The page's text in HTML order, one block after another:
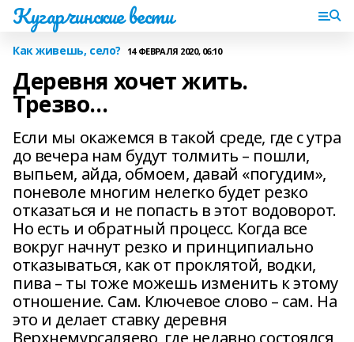
Кугарчинские вести
Как живешь, село? 14 ФЕВРАЛЯ 2020, 06:10
Деревня хочет жить.
Трезво…
Если мы окажемся в такой среде, где с утра
до вечера нам будут толмить – пошли,
выпьем, айда, обмоем, давай «погудим»,
поневоле многим нелегко будет резко
отказаться и не попасть в этот водоворот.
Но есть и обратный процесс. Когда все
вокруг начнут резко и принципиально
отказываться, как от проклятой, водки,
пива – ты тоже можешь изменить к этому
отношение. Сам. Ключевое слово – сам. На
это и делает ставку деревня
Верхнемурсаляево, где недавно состоялся